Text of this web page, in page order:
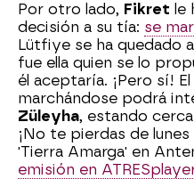
Por otro lado, Fikret le
decisión a su tía: se
Lütfiye se ha quedado
fue ella quien se lo
él aceptaría. ¡Pero sí!
marchándose podrá
Züleyha, estando
¡No te pierdas de lunes
'Tierra Amarga' en
emisión en